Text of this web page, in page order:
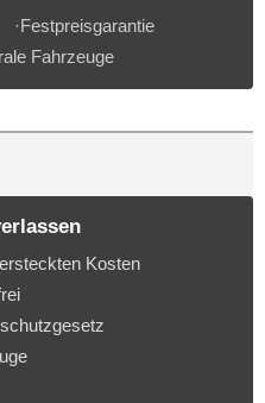
·Festpreisgarantie
Fahrzeuge
Kosten